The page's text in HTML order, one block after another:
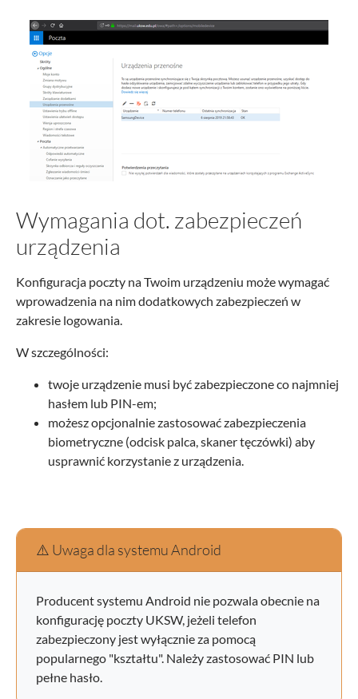
Wymagania dot. zabezpieczeń
urządzenia
Konfiguracja poczty na Twoim urządzeniu może wymagać
wprowadzenia na nim dodatkowych zabezpieczeń w
zakresie logowania.
W szczególności:
twoje urządzenie musi być zabezpieczone co najmniej
hasłem lub PIN-em;
możesz opcjonalnie zastosować zabezpieczenia
biometryczne (odcisk palca, skaner tęczówki) aby
usprawnić korzystanie z urządzenia.
⚠️ Uwaga dla systemu Android
Producent systemu Android nie pozwala obecnie na
konfigurację poczty UKSW, jeżeli telefon
zabezpieczony jest wyłącznie za pomocą
popularnego "kształtu". Należy zastosować PIN lub
pełne hasło.